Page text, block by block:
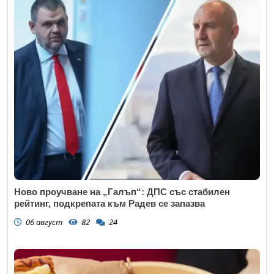
Ново проучване на „Галъп“: ДПС със стабилен
рейтинг, подкрепата към Радев се запазва
06 август 82 24